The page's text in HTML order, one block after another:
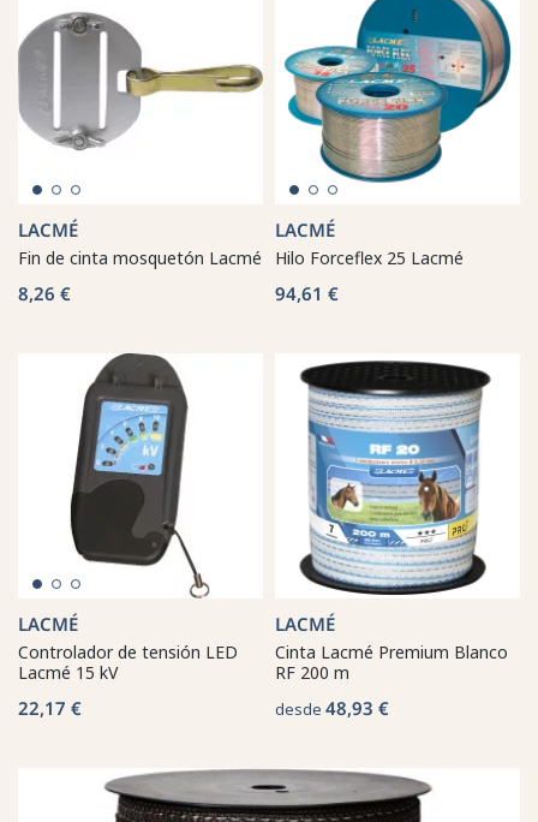
LACMÉ
Fin de cinta mosquetón Lacmé
8,26 €
LACMÉ
Hilo Forceflex 25 Lacmé
94,61 €
LACMÉ
Controlador de tensión LED
Lacmé 15 kV
22,17 €
LACMÉ
Cinta Lacmé Premium Blanco
RF 200 m
desde 48,93 €